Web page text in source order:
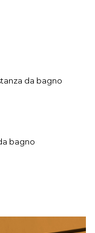
da bagno
bagno